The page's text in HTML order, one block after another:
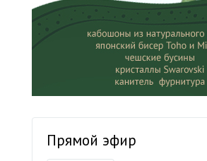
Прямой эфир